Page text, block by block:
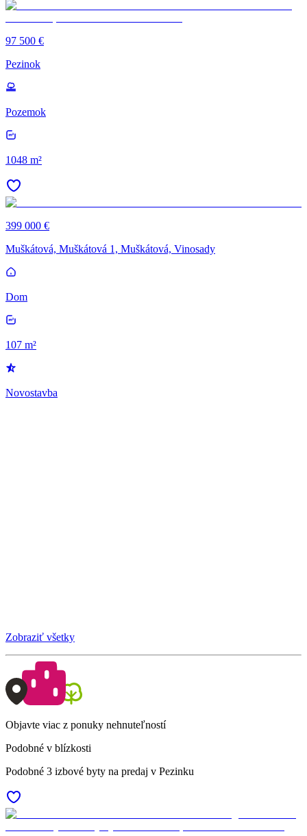
97 500 €
Pezinok
Pozemok
1048 m²
399 000 €
Muškátová, Muškátová 1, Muškátová, Vinosady
Dom
107 m²
Novostavba
Zobraziť všetky
Objavte viac z ponuky nehnuteľností
Podobné v blízkosti
Podobné 3 izbové byty na predaj v Pezinku